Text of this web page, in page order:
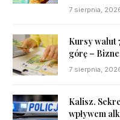
7 sierpnia,
Kursy walut
górę –
7 sierpnia,
Kalisz.
wpływem